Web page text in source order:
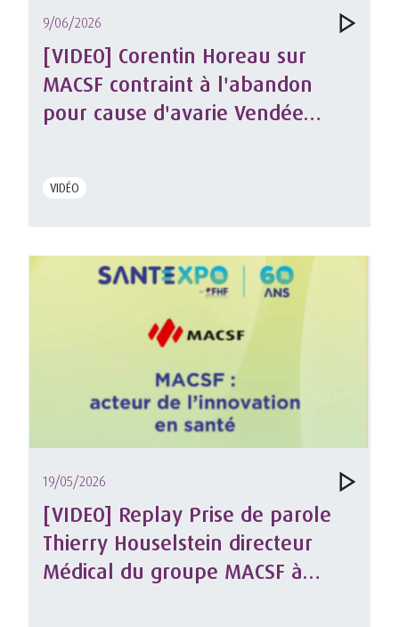
9/06/2026
[VIDEO] Corentin Horeau sur
MACSF contraint à l'abandon
pour cause d'avarie Vendée
VIDÉO
19/05/2026
[VIDEO] Replay Prise de parole
Thierry Houselstein directeur
Médical du groupe MACSF à